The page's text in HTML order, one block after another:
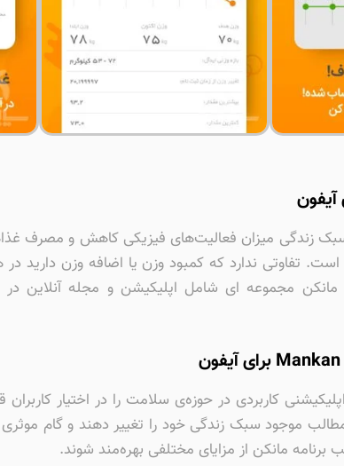
آیفون
زندگی میزان فعالیت‌های فیزیکی کاهش و مصرف
تفاوتی ندارد که کمبود وزن یا اضافه وزن دارید
مجموعه ای شامل اپلیکیشن و مجله آنلاین
کاربردی در حوزه‌ی سلامت را در اختیار
موجود سبک زندگی خود را تغییر دهند و گام
مانکن از مزایای مختلفی بهره‌مند شوند.